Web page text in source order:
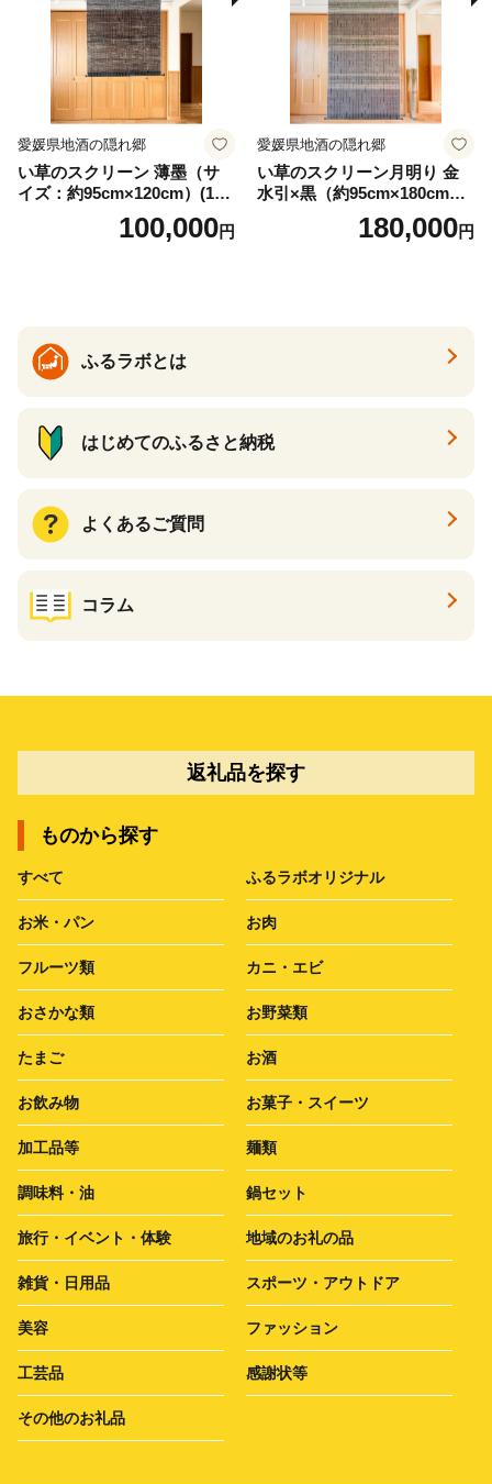
愛媛県地酒の隠れ郷
い草のスクリーン 薄墨（サ
イズ：約95cm×120cm）(14
100,000円
愛媛県地酒の隠れ郷
い草のスクリーン月明り 金
水引×黒（約95cm×180cm）
180,000円
ふるラボとは
はじめてのふるさと納税
よくあるご質問
コラム
返礼品を探す
ものから探す
すべて ふるラボオリジナル
お米・パン お肉
フルーツ類 カニ・エビ
おさかな類 お野菜類
たまご お酒
お飲み物 お菓子・スイーツ
加工品等 麺類
調味料・油 鍋セット
旅行・イベント・体験 地域のお礼の品
雑貨・日用品 スポーツ・アウトドア
美容 ファッション
工芸品 感謝状等
その他のお礼品